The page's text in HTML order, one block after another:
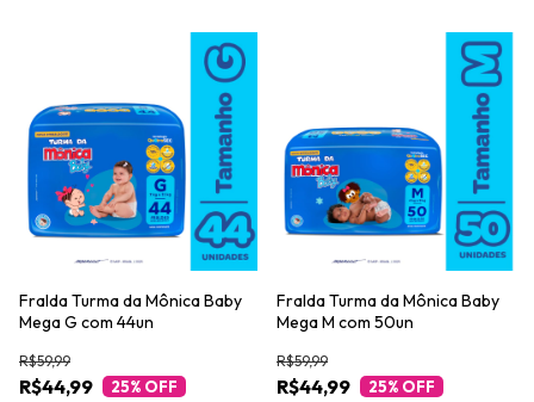
Fralda Turma da Mônica Baby
Mega G com 44un
R$44,99
R$59,99
25% OFF
Fralda Turma da Mônica Baby
Mega M com 50un
R$44,99
R$59,99
25% OFF